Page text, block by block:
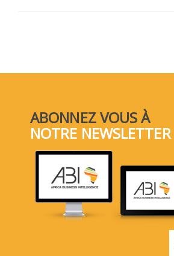
ABONNEZ VOUS À
NOTRE NEWSLETTER